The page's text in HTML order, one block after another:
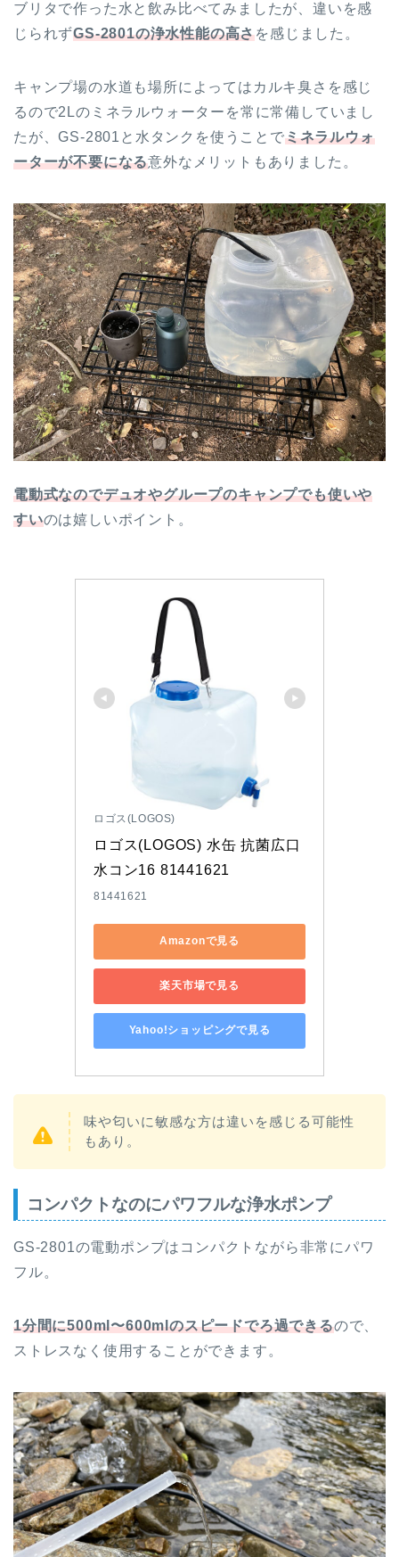
ブリタで作った水と飲み比べてみましたが、違いを感
じられずGS-2801の浄水性能の高さを感じました。
キャンプ場の水道も場所によってはカルキ臭さを感じ
るので2Lのミネラルウォーターを常に常備していまし
たが、GS-2801と水タンクを使うことでミネラルウォ
ーターが不要になる意外なメリットもありました。
電動式なのでデュオやグループのキャンプでも使いや
すいのは嬉しいポイント。
ロゴス(LOGOS)
ロゴス(LOGOS) 水缶 抗菌広口
水コン16 81441621
81441621
Amazonで見る
楽天市場で見る
Yahoo!ショッピングで見る
味や匂いに敏感な方は違いを感じる可能性
もあり。
コンパクトなのにパワフルな浄水ポンプ
GS-2801の電動ポンプはコンパクトながら非常にパワ
フル。
1分間に500ml〜600mlのスピードでろ過できるので、
ストレスなく使用することができます。